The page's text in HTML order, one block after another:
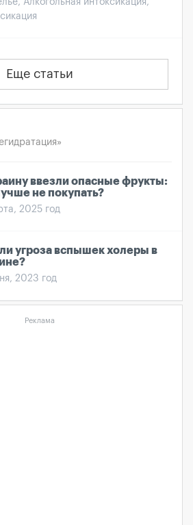
Еще статьи
ввезли опасные фрукты:
не покупать?
2025 год
ли угроза вспышек холеры в
2023 год
Реклама